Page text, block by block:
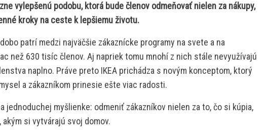
vylepšenú podobu, ktorá bude členov odmeňovať nielen za nákupy,
kroky na ceste k lepšiemu životu.
patrí medzi najväčšie zákaznícke programy na svete a na
než 630 tisíc členov. Aj napriek tomu mnohí z nich stále nevyužívajú
naplno. Práve preto IKEA prichádza s novým konceptom, ktorý
a zákazníkom prinesie ešte viac radosti.
jednoduchej myšlienke: odmeniť zákazníkov nielen za to, čo si kúpia,
akým si vytvárajú svoj domov.